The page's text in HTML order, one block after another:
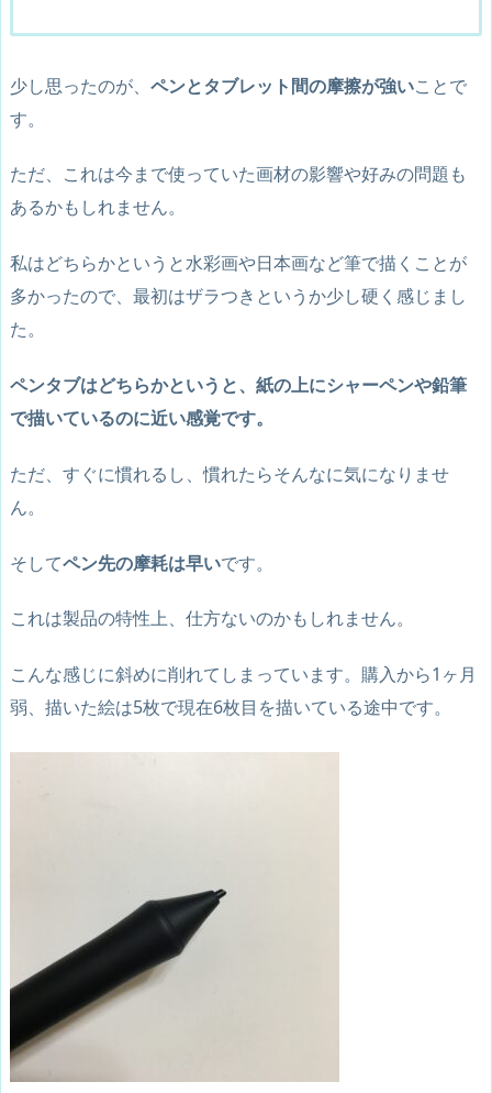
少し思ったのが、 ペンとタブレット間の摩擦が強いことで
す。
ただ、これは今まで使っていた画材の影響や好みの問題も
あるかもしれません。
私はどちらかというと水彩画や日本画など筆で描くことが
多かったので、最初はザラつきというか少し硬く感じまし
た。
ペンタブはどちらかというと、紙の上にシャーペンや鉛筆
で描いているのに近い感覚です。
ただ、すぐに慣れるし、慣れたらそんなに気になりませ
ん。
そしてペン先の摩耗は早いです。
これは製品の特性上、仕方ないのかもしれません。
こんな感じに斜めに削れてしまっています。購入から1ヶ月
弱、描いた絵は5枚で現在6枚目を描いている途中です。